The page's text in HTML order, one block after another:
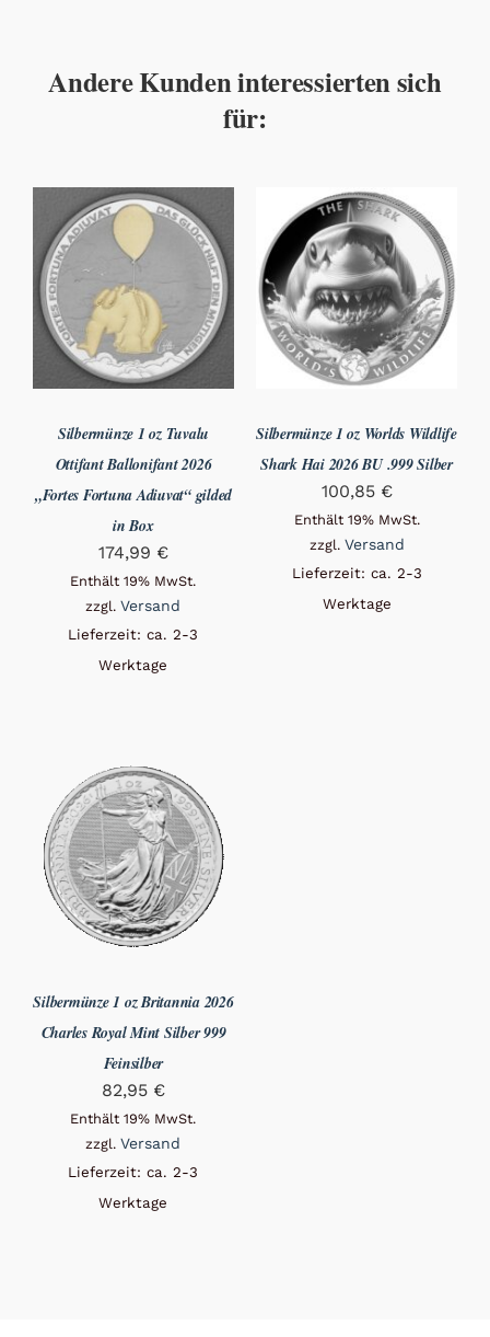
Andere Kunden interessierten sich
für:
Silbermünze 1 oz Tuvalu
Ottifant Ballonifant 2026
„Fortes Fortuna Adiuvat“ gilded
in Box
174,99 €
Enthält 19% MwSt.
zzgl.Versand
Lieferzeit: ca. 2-3
Werktage
Silbermünze 1 oz Worlds Wildlife
Shark Hai 2026 BU .999 Silber
100,85 €
Enthält 19% MwSt.
zzgl. Versand
Lieferzeit: ca. 2-3
Werktage
Silbermünze 1 oz Britannia 2026
Charles Royal Mint Silber 999
Feinsilber
82,95 €
Enthält 19% MwSt.
zzgl.Versand
Lieferzeit: ca. 2-3
Werktage